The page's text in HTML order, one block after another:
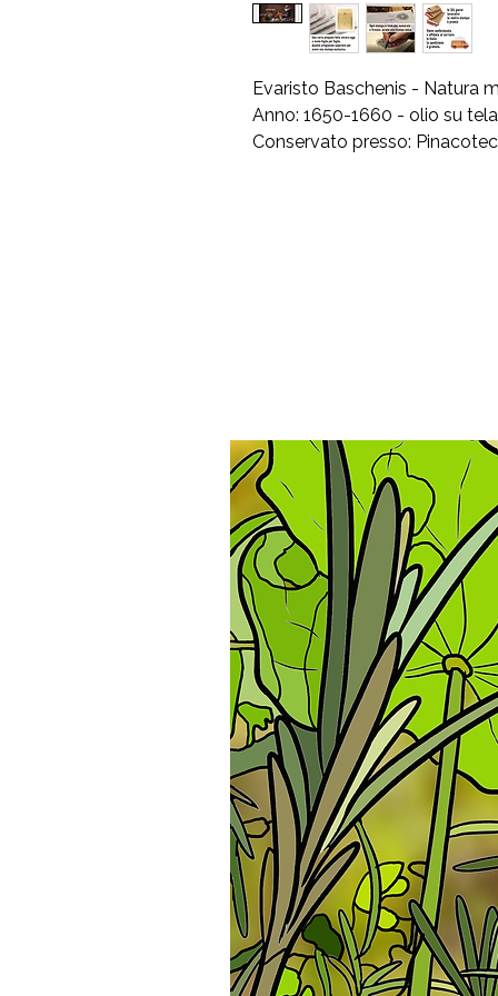
Evaristo Baschenis - Natura
Anno: 1650-1660 - olio su
Conservato presso: